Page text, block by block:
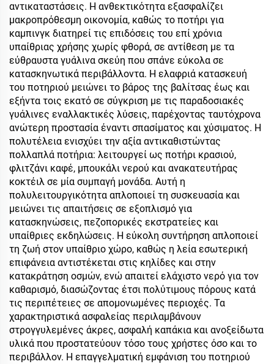
αντικαταστάσεις. Η ανθεκτικότητα εξασφαλίζει
μακροπρόθεσμη οικονομία, καθώς το ποτήρι για
καμπινγκ διατηρεί τις επιδόσεις του επί χρόνια
υπαίθριας χρήσης χωρίς φθορά, σε αντίθεση με τα
εύθραυστα γυάλινα σκεύη που σπάνε εύκολα σε
κατασκηνωτικά περιβάλλοντα. Η ελαφριά κατασκευή
του ποτηριού μειώνει το βάρος της βαλίτσας έως και
εξήντα τοις εκατό σε σύγκριση με τις παραδοσιακές
γυάλινες εναλλακτικές λύσεις, παρέχοντας ταυτόχρονα
ανώτερη προστασία έναντι σπασίματος και χύσιματος. Η
πολυτέλεια ενισχύει την αξία αντικαθιστώντας
πολλαπλά ποτήρια: λειτουργεί ως ποτήρι κρασιού,
φλιτζάνι καφέ, μπουκάλι νερού και ανακατευτήρας
κοκτέιλ σε μία συμπαγή μονάδα. Αυτή η
πολυλειτουργικότητα απλοποιεί τη συσκευασία και
μειώνει τις απαιτήσεις σε εξοπλισμό για
κατασκηνώσεις, πεζοπορικές εκστρατείες και
υπαίθριες εκδηλώσεις. Η εύκολη συντήρηση απλοποιεί
τη ζωή στον υπαίθριο χώρο, καθώς η λεία εσωτερική
επιφάνεια αντιστέκεται στις κηλίδες και στην
κατακράτηση οσμών, ενώ απαιτεί ελάχιστο νερό για τον
καθαρισμό, διασώζοντας έτσι πολύτιμους πόρους κατά
τις περιπέτειες σε απομονωμένες περιοχές. Τα
χαρακτηριστικά ασφαλείας περιλαμβάνουν
στρογγυλεμένες άκρες, ασφαλή καπάκια και ανοξείδωτα
υλικά που προστατεύουν τόσο τους χρήστες όσο και το
περιβάλλον. Η επαγγελματική εμφάνιση του ποτηριού